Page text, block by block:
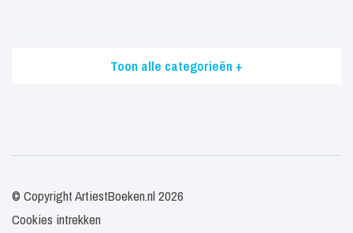
Toon alle categorieën +
© Copyright ArtiestBoeken.nl 2026
Cookies intrekken